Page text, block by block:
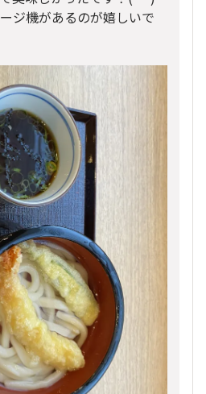
ジ機があるのが嬉しいで